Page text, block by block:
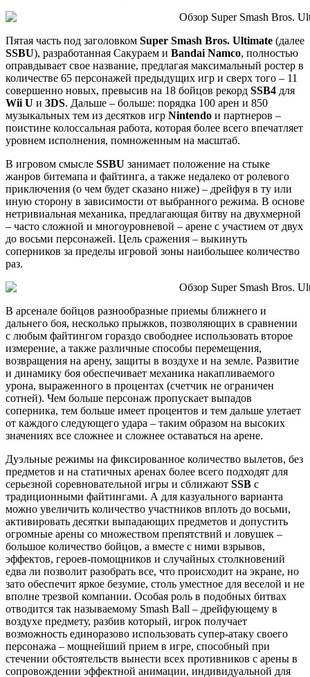
Пятая часть под заголовком Super Smash Bros. Ultimate (далее
SSBU), разработанная Сакураем и Bandai Namco, полностью
оправдывает свое название, предлагая максимальный ростер в
количестве 65 персонажей предыдущих игр и сверх того – 11
совершенно новых, превысив на 18 бойцов рекорд SSB4 для
Wii U и 3DS. Дальше – больше: порядка 100 арен и 850
музыкальных тем из десятков игр Nintendo и партнеров –
поистине колоссальная работа, которая более всего впечатляет
уровнем исполнения, помноженным на масштаб.
В игровом смысле SSBU занимает положение на стыке
жанров битемапа и файтинга, а также недалеко от ролевого
приключения (о чем будет сказано ниже) – дрейфуя в ту или
иную сторону в зависимости от выбранного режима. В основе
нетривиальная механика, предлагающая битву на двухмерной
– часто сложной и многоуровневой – арене с участием от двух
до восьми персонажей. Цель сражения – выкинуть
соперников за пределы игровой зоны наибольшее количество
раз.
В арсенале бойцов разнообразные приемы ближнего и
дальнего боя, несколько прыжков, позволяющих в сравнении
с любым файтингом гораздо свободнее использовать второе
измерение, а также различные способы перемещения,
возвращения на арену, защиты в воздухе и на земле. Развитие
и динамику боя обеспечивает механика накапливаемого
урона, выраженного в процентах (счетчик не ограничен
сотней). Чем больше персонаж пропускает выпадов
соперника, тем больше имеет процентов и тем дальше улетает
от каждого следующего удара – таким образом на высоких
значениях все сложнее и сложнее оставаться на арене.
Дуэльные режимы на фиксированное количество вылетов, без
предметов и на статичных аренах более всего подходят для
серьезной соревновательной игры и сближают SSB с
традиционными файтингами. А для казуального варианта
можно увеличить количество участников вплоть до восьми,
активировать десятки выпадающих предметов и допустить
огромные арены со множеством препятствий и ловушек –
большое количество бойцов, а вместе с ними взрывов,
эффектов, героев-помощников и случайных столкновений
едва ли позволит разобрать все, что происходит на экране, но
зато обеспечит яркое безумие, столь уместное для веселой и не
вполне трезвой компании. Особая роль в подобных битвах
отводится так называемому Smash Ball – дрейфующему в
воздухе предмету, разбив который, игрок получает
возможность единоразово использовать супер-атаку своего
персонажа – мощнейший прием в игре, способный при
стечении обстоятельств вынести всех противников с арены в
сопровождении эффектной анимации, индивидуальной для